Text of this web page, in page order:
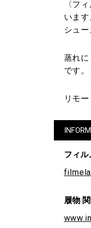
〈フ
いま
シュ
蒸れ
です
リモ
フィル
履物